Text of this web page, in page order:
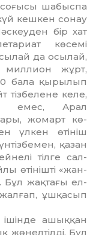
соғысы шабыспа
кешкен сонау
бір хат
көсемі
да осы­лай,
жұрт,
бала қырылып
тіз­белене келе,
емес, Арал
жомарт кө­
үлкен өті­ніш
қазан
тілге сал­
өтінішті «жан-
Бұл жақтағы ел­
жал­ғап, ұшқасып
ашыққан
жөнелтілді. Бұл